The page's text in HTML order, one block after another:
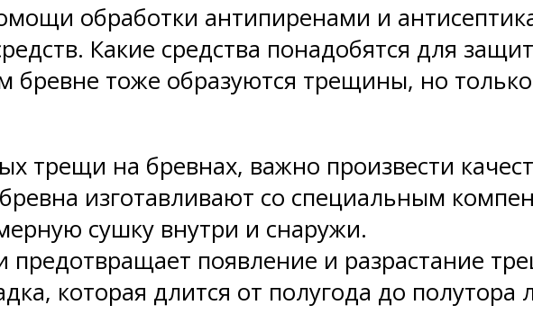
обработки антипиренами и
Какие средства понадобятся для
тоже образуются трещины, но
трещи на бревнах, важно произвести
изготавливают со специальным
сушку внутри и снаружи.
предотвращает появление и разрастание
которая длится от полугода до полутора